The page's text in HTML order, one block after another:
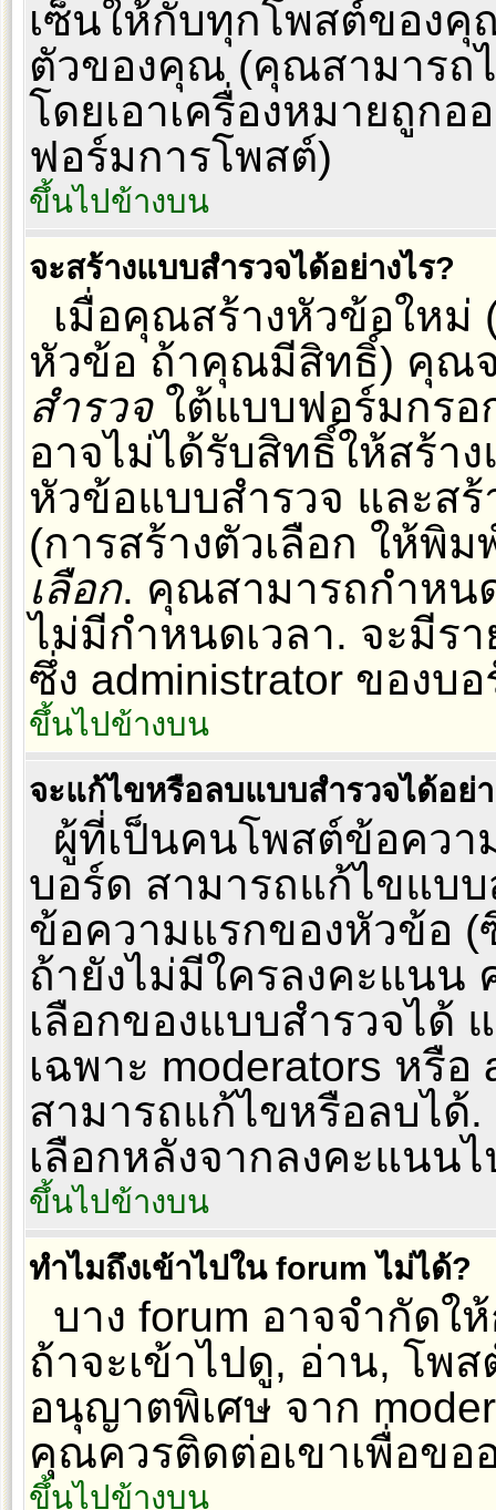
เซ็นให้กับทุกโพสต์ของคุ
ตัวของคุณ (คุณสามารถ
โดยเอาเครื่องหมายถูก
ฟอร์มการโพสต์)
ขึ้นไปข้างบน
จะสร้างแบบสำรวจได้อย่างไร?
เมื่อคุณสร้างหัวข้อใหม่
หัวข้อ ถ้าคุณมีสิทธิ์) คุณ
สำรวจใต้แบบฟอร์มกร
อาจไม่ได้รับสิทธิ์ให้สร้า
หัวข้อแบบสำรวจ และสร้
(การสร้างตัวเลือก ให้
เลือก. คุณสามารถกำหน
ไม่มีกำหนดเวลา. จะมีร
ซึ่ง administrator ของบอ
ขึ้นไปข้างบน
จะแก้ไขหรือลบแบบสำรวจได้อย่า
ผู้ที่เป็นคนโพสต์ข้อควา
บอร์ด สามารถแก้ไขแบ
ข้อความแรกของหัวข้อ
ถ้ายังไม่มีใครลงคะแน
เลือกของแบบสำรวจได้
เฉพาะ moderators หรื
สามารถแก้ไขหรือลบได้
เลือกหลังจากลงคะแนน
ขึ้นไปข้างบน
ทำไมถึงเข้าไปใน forum ไม่ได้?
บาง forum อาจจำกัดใ
ถ้าจะเข้าไปดู, อ่าน, โพ
อนุญาตพิเศษ จาก
คุณควรติดต่อเขาเพื่อข
ขึ้นไปข้างบน